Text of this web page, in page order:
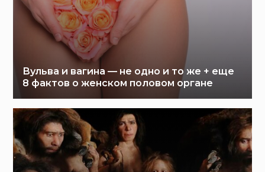
Вульва и вагина — не одно и то же + еще
8 фактов о женском половом органе